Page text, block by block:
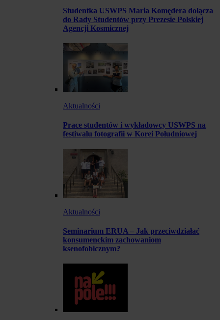
Studentka USWPS Maria Komędera dołącza
do Rady Studentów przy Prezesie Polskiej
Agencji Kosmicznej
Aktualności
Prace studentów i wykładowcy USWPS na
festiwalu fotografii w Korei Południowej
Aktualności
Seminarium ERUA – Jak przeciwdziałać
konsumenckim zachowaniom
ksenofobicznym?